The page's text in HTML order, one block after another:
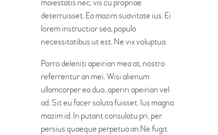
maiestatis nec, vis cu propriae
deterruisset. Ea mazim suavitate ius. Ei
lorem instructior sea, populo
necessitatibus ut est. Ne vix voluptua.
Porro deleniti apeirian mea at, nostro
referrentur an mei. Wisi alienum
ullamcorper ea duo, aperiri apeirian vel
ad. Sit eu facer soluta fuisset. Ius magna
mazim id. In putant consulatu pri, per
persius quaeque perpetua an.Ne fugit